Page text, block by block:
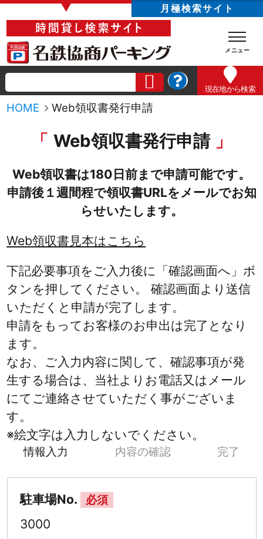
▼ 月極検索サイト
現在地から検索
HOME Web領収書発行申請
Web領収書発行申請
Web領収書は180日前まで申請可能です。
申請後１週間程で領収書URLをメールでお知
らせいたします。
Web領収書見本はこちら
下記必要事項をご入力後に「確認画面へ」ボ
タンを押してください。 確認画面より送信
いただくと申請が完了します。
申請をもってお客様のお申出は完了となり
ます。
なお、ご入力内容に関して、確認事項が発
生する場合は、当社よりお電話又はメール
にてご連絡させていただく事がございま
す。
※絵文字は入力しないでください。
情報入力 内容の確認 完了
駐車場No. 必須
3000